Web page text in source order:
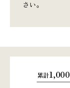
さい。
累計1,000